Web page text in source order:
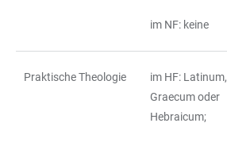
im NF: keine
Praktische Theologie
im HF: Latinum,
Graecum oder
Hebraicum;